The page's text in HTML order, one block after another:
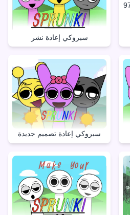
سبروكي إعادة نشر
سبروكي إعادة تصميم جديدة